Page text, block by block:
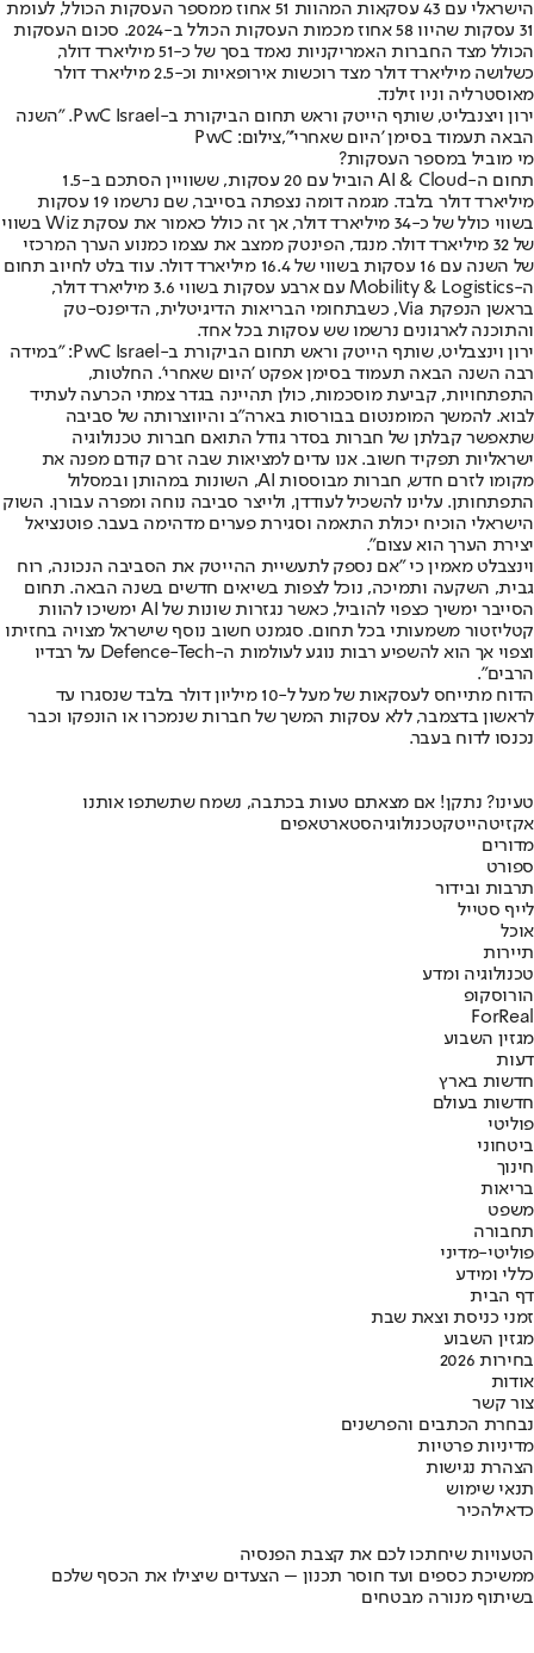
הישראלי עם 43 עסקאות המהוות 51 אחוז ממספר העסקות הכולל, לעומת
31 עסקות שהיוו 58 אחוז מכמות העסקות הכולל ב-2024. סכום העסקות
הכולל מצד החברות האמריקניות נאמד בסך של כ-51 מיליארד דולר,
כשלושה מיליארד דולר מצד רוכשות אירופאיות וכ-2.5 מיליארד דולר
מאוסטרליה וניו זילנד.
ירון ויצנבליט, שותף הייטק וראש תחום הביקורת ב-PwC Israel. "השנה
הבאה תעמוד בסימן 'היום שאחרי'",צילום: PwC
מי מוביל במספר העסקות?
תחום ה-AI & Cloud הוביל עם 20 עסקות, ששוויין הסתכם ב-1.5
מיליארד דולר בלבד. מגמה דומה נצפתה בסייבר, שם נרשמו 19 עסקות
בשווי כולל של כ-34 מיליארד דולר, אך זה כולל כאמור את עסקת Wiz בשווי
של 32 מיליארד דולר. מנגד, הפינטק ממצב את עצמו כמנוע הערך המרכזי
של השנה עם 16 עסקות בשווי של 16.4 מיליארד דולר. עוד בלט לחיוב תחום
ה-Mobility & Logistics עם ארבע עסקות בשווי 3.6 מיליארד דולר,
בראשן הנפקת Via, כשבתחומי הבריאות הדיגיטלית, הדיפנס-טק
והתוכנה לארגונים נרשמו שש עסקות בכל אחד.
ירון וינצבליט, שותף הייטק וראש תחום הביקורת ב-PwC Israel: "במידה
רבה השנה הבאה תעמוד בסימן אפקט 'היום שאחרי'. החלטות,
התפתחויות, קביעת מוסכמות, כולן תהיינה בגדר צמתי הכרעה לעתיד
לבוא. להמשך המומנטום בבורסות בארה"ב והיווצרותה של סביבה
שתאפשר קבלתן של חברות בסדר גודל התואם חברות טכנולוגיה
ישראליות תפקיד חשוב. אנו עדים למציאות שבה זרם קודם מפנה את
מקומו לזרם חדש, חברות מבוססות AI, השונות במהותן ובמסלול
התפתחותן. עלינו להשכיל לעודדן, ולייצר סביבה נוחה ומפרה עבורן. השוק
הישראלי הוכיח יכולת התאמה וסגירת פערים מדהימה בעבר. פוטנציאל
יצירת הערך הוא עצום".
וינצבלט מאמין כי "אם נספק לתעשיית ההייטק את הסביבה הנכונה, רוח
גבית, השקעה ותמיכה, נוכל לצפות בשיאים חדשים בשנה הבאה. תחום
הסייבר ימשיך כצפוי להוביל, כאשר נגזרות שונות של AI ימשיכו להוות
קטליזטור משמעותי בכל תחום. סגמנט חשוב נוסף שישראל מצויה בחזיתו
וצפוי אך הוא להשפיע רבות נוגע לעולמות ה-Defence-Tech על רבדיו
הרבים".
הדוח מתייחס לעסקאות של מעל ל-10 מיליון דולר בלבד שנסגרו עד
לראשון בדצמבר, ללא עסקות המשך של חברות שנמכרו או הונפקו וכבר
נכנסו לדוח בעבר.
טעינו? נתקן! אם מצאתם טעות בכתבה, נשמח שתשתפו אותנו
אקזיטהייטקטכנולוגיהסטארטאפים
מדורים
ספורט
תרבות ובידור
לייף סטייל
אוכל
תיירות
טכנולוגיה ומדע
הורוסקופ
ForReal
מגזין השבוע
דעות
חדשות בארץ
חדשות בעולם
פוליטי
ביטחוני
חינוך
בריאות
משפט
תחבורה
פוליטי-מדיני
כללי ומידע
דף הבית
זמני כניסת וצאת שבת
מגזין השבוע
בחירות 2026
אודות
צור קשר
נבחרת הכתבים והפרשנים
מדיניות פרטיות
הצהרת נגישות
תנאי שימוש
כדאילהכיר
הטעויות שיחתכו לכם את קצבת הפנסיה
ממשיכת כספים ועד חוסר תכנון – הצעדים שיצילו את הכסף שלכם
בשיתוף מנורה מבטחים